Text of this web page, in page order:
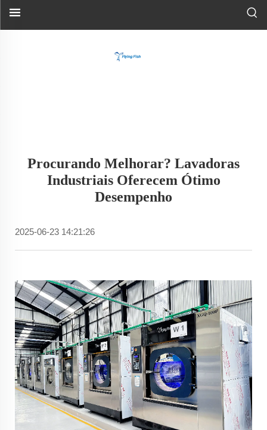
Procurando Melhorar? Lavadoras
Industriais Oferecem Ótimo
Desempenho
2025-06-23 14:21:26